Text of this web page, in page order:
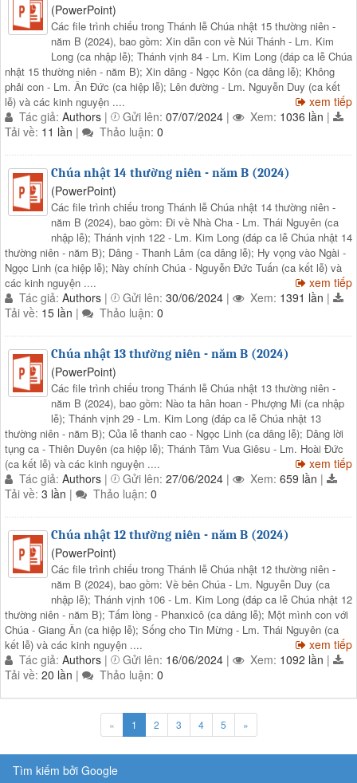
(PowerPoint)
Các file trình chiếu trong Thánh lễ Chúa nhật 15 thường niên -
năm B (2024), bao gồm: Xin dẫn con về Núi Thánh - Lm. Kim
Long (ca nhập lễ); Thánh vịnh 84 - Lm. Kim Long (đáp ca lễ Chúa
nhật 15 thường niên - năm B); Xin dâng - Ngọc Kôn (ca dâng lễ); Không
phải con - Lm. Ân Đức (ca hiệp lễ); Lên đường - Lm. Nguyễn Duy (ca kết
lễ) và các kinh nguyện ....
xem tiếp
Tác giả: Authors | Gửi lên: 07/07/2024 | Xem: 1036 lần |
Tải về: 11 lần | Thảo luận: 0
Chúa nhật 14 thường niên - năm B (2024)
(PowerPoint)
Các file trình chiếu trong Thánh lễ Chúa nhật 14 thường niên -
năm B (2024), bao gồm: Đi về Nhà Cha - Lm. Thái Nguyên (ca
nhập lễ); Thánh vịnh 122 - Lm. Kim Long (đáp ca lễ Chúa nhật 14
thường niên - năm B); Dâng - Thanh Lâm (ca dâng lễ); Hy vọng vào Ngài -
Ngọc Linh (ca hiệp lễ); Này chính Chúa - Nguyễn Đức Tuấn (ca kết lễ) và
các kinh nguyện ....
xem tiếp
Tác giả: Authors | Gửi lên: 30/06/2024 | Xem: 1391 lần |
Tải về: 15 lần | Thảo luận: 0
Chúa nhật 13 thường niên - năm B (2024)
(PowerPoint)
Các file trình chiếu trong Thánh lễ Chúa nhật 13 thường niên -
năm B (2024), bao gồm: Nào ta hân hoan - Phượng Mi (ca nhập
lễ); Thánh vịnh 29 - Lm. Kim Long (đáp ca lễ Chúa nhật 13
thường niên - năm B); Của lễ thanh cao - Ngọc Linh (ca dâng lễ); Dâng lời
tụng ca - Thiên Duyên (ca hiệp lễ); Thánh Tâm Vua Giêsu - Lm. Hoài Đức
(ca kết lễ) và các kinh nguyện ....
xem tiếp
Tác giả: Authors | Gửi lên: 27/06/2024 | Xem: 659 lần |
Tải về: 3 lần | Thảo luận: 0
Chúa nhật 12 thường niên - năm B (2024)
(PowerPoint)
Các file trình chiếu trong Thánh lễ Chúa nhật 12 thường niên -
năm B (2024), bao gồm: Về bên Chúa - Lm. Nguyễn Duy (ca
nhập lễ); Thánh vịnh 106 - Lm. Kim Long (đáp ca lễ Chúa nhật 12
thường niên - năm B); Tấm lòng - Phanxicô (ca dâng lễ); Một mình con với
Chúa - Giang Ân (ca hiệp lễ); Sống cho Tin Mừng - Lm. Thái Nguyên (ca
kết lễ) và các kinh nguyện ....
xem tiếp
Tác giả: Authors | Gửi lên: 16/06/2024 | Xem: 1092 lần |
Tải về: 20 lần | Thảo luận: 0
« 1 2 3 4 5 »
Tìm kiếm bởi Google